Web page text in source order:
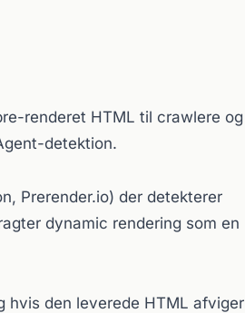
renderet HTML til crawlere og
detektion.
Prerender.io) der detekterer
dynamic rendering som en
hvis den leverede HTML afviger